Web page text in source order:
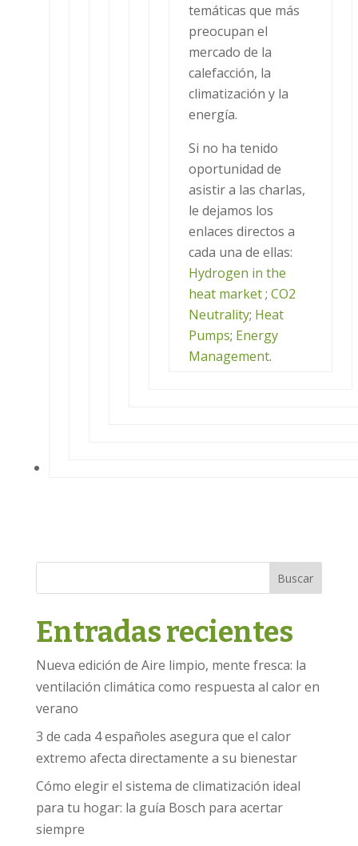
temáticas que más
preocupan el
mercado de la
calefacción, la
climatización y la
energía.
Si no ha tenido
oportunidad de
asistir a las charlas,
le dejamos los
enlaces directos a
cada una de ellas:
Hydrogen in the
heat market; CO2
Neutrality; Heat
Pumps; Energy
Management.
Buscar
Entradas recientes
Nueva edición de Aire limpio, mente fresca: la
ventilación climática como respuesta al calor en
verano
3 de cada 4 españoles asegura que el calor
extremo afecta directamente a su bienestar
Cómo elegir el sistema de climatización ideal
para tu hogar: la guía Bosch para acertar
siempre